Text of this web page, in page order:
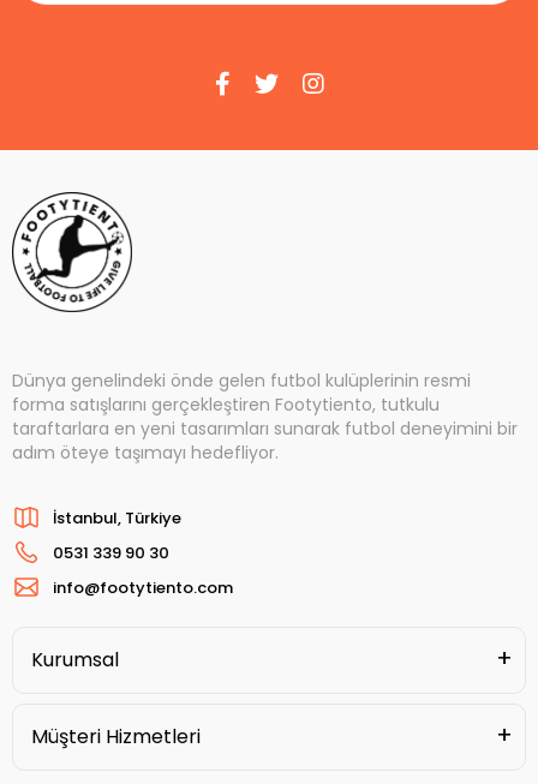
Dünya genelindeki önde gelen futbol kulüplerinin resmi
forma satışlarını gerçekleştiren Footytiento, tutkulu
taraftarlara en yeni tasarımları sunarak futbol deneyimini bir
adım öteye taşımayı hedefliyor.
İstanbul, Türkiye
0531 339 90 30
info@footytiento.com
Kurumsal
Müşteri Hizmetleri